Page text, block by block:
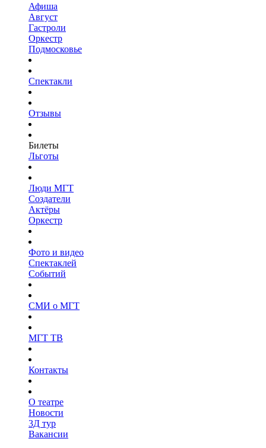
Афиша
Август
Гастроли
Оркестр
Подмосковье
Спектакли
Отзывы
Билеты
Льготы
Люди МГТ
Создатели
Актёры
Оркестр
Фото и видео
Спектаклей
Событий
СМИ о МГТ
МГТ ТВ
Контакты
О театре
Новости
3Д тур
Вакансии